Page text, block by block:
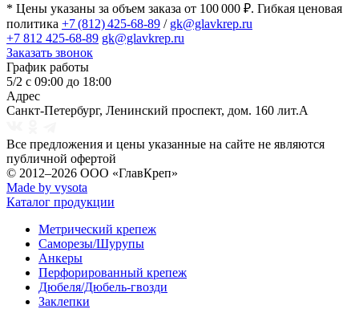
* Цены указаны за объем заказа от 100 000 ₽. Гибкая ценовая
политика +7 (812) 425-68-89 / gk@glavkrep.ru
+7 812 425-68-89 gk@glavkrep.ru
Заказать звонок
График работы
5/2 с 09:00 до 18:00
Адрес
Санкт-Петербург, Ленинский проспект, дом. 160 лит.А
Все предложения и цены указанные на сайте не являются
публичной офертой
© 2012–2026 ООО «ГлавКреп»
Made by vysota
Каталог продукции
Метрический крепеж
Саморезы/Шурупы
Анкеры
Перфорированный крепеж
Дюбеля/Дюбель-гвозди
Заклепки